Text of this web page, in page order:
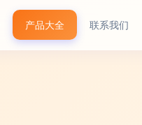
产品大全 联系我们